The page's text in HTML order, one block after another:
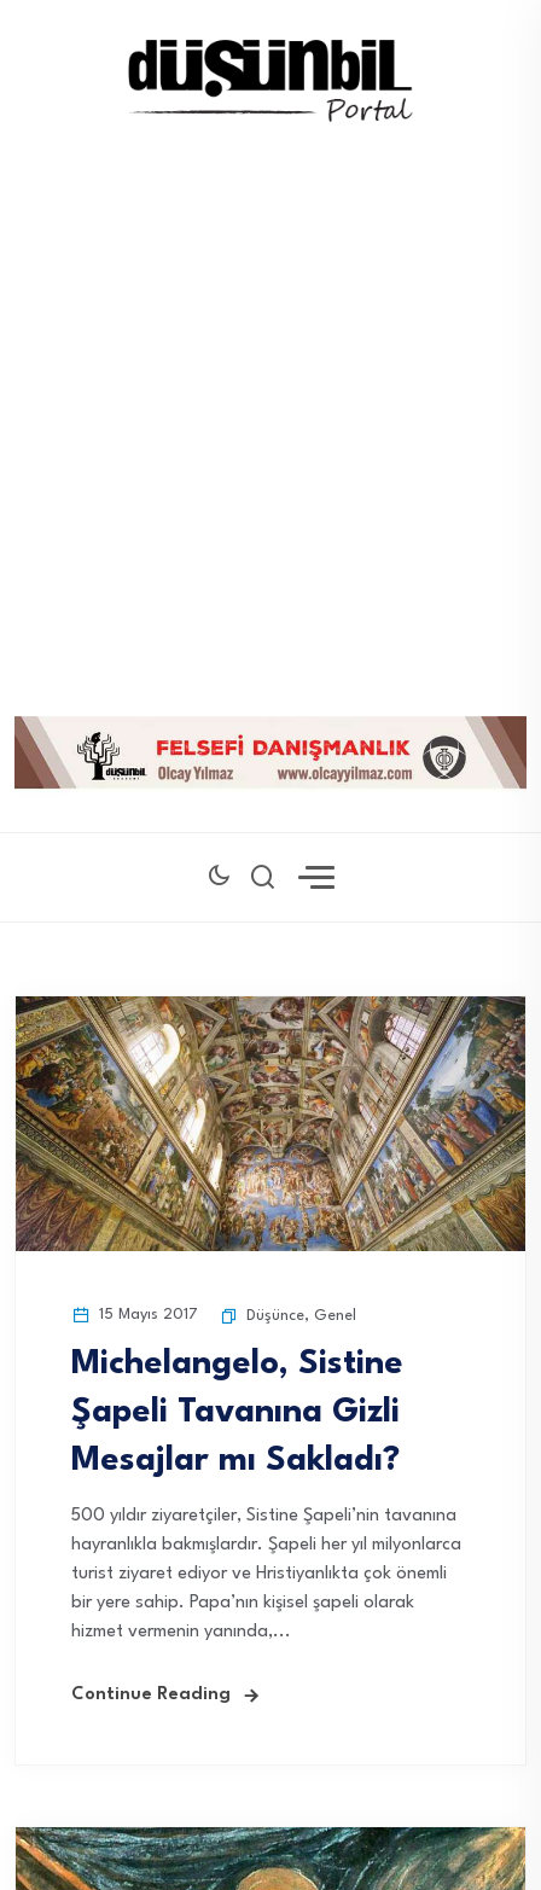
15 Mayıs 2017 Düşünce, Genel
Michelangelo, Sistine
Şapeli Tavanına Gizli
Mesajlar mı Sakladı?
500 yıldır ziyaretçiler, Sistine Şapeli’nin tavanına
hayranlıkla bakmışlardır. Şapeli her yıl milyonlarca
turist ziyaret ediyor ve Hristiyanlıkta çok önemli
bir yere sahip. Papa’nın kişisel şapeli olarak
hizmet vermenin yanında,...
Continue Reading